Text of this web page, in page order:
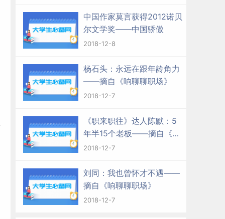
中国作家莫言获得2012诺贝
尔文学奖——中国骄傲
2018-12-8
杨石头：永远在跟年龄角力
——摘自《响聊聊职场》
2018-12-7
《职来职往》达人陈默：5
年半15个老板——摘自《响
聊聊职场》
2018-12-7
刘同：我也曾怀才不遇——
摘自《响聊聊职场》
2018-12-7